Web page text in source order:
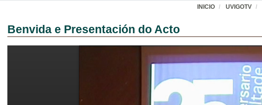
INICIO UVIGOTV
Benvida e Presentación do Acto